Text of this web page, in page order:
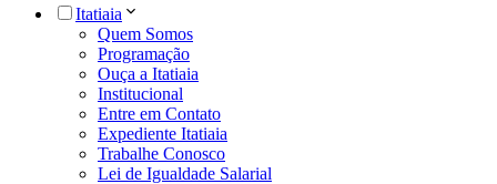
Itatiaia
Quem Somos
Programação
Ouça a Itatiaia
Institucional
Entre em Contato
Expediente Itatiaia
Trabalhe Conosco
Lei de Igualdade Salarial